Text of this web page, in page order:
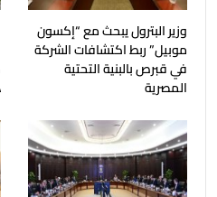
وزير البترول يبحث مع “إكسون
موبيل” ربط اكتشافات الشركة
في قبرص بالبنية التحتية
المصرية